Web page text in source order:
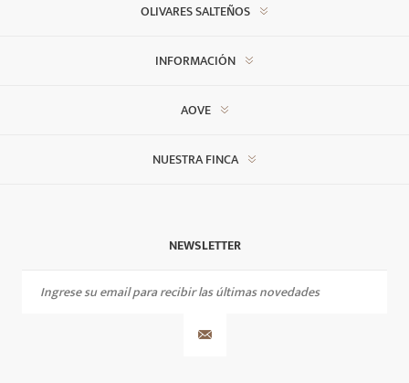
OLIVARES SALTEÑOS
INFORMACIÓN
AOVE
NUESTRA FINCA
NEWSLETTER